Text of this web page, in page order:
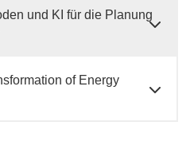
und KI für die Planung
of Energy